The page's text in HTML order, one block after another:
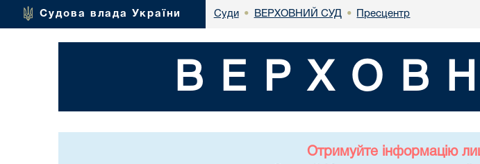
Судова влада України Суди • ВЕРХОВНИЙ СУД • Пресцентр
Отримуйте інформацію